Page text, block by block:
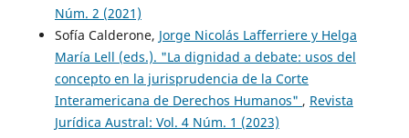
Núm. 2 (2021)
Sofía Calderone, Jorge Nicolás Lafferriere y Helga
María Lell (eds.). "La dignidad a debate: usos del
concepto en la jurisprudencia de la Corte
Interamericana de Derechos Humanos" , Revista
Jurídica Austral: Vol. 4 Núm. 1 (2023)